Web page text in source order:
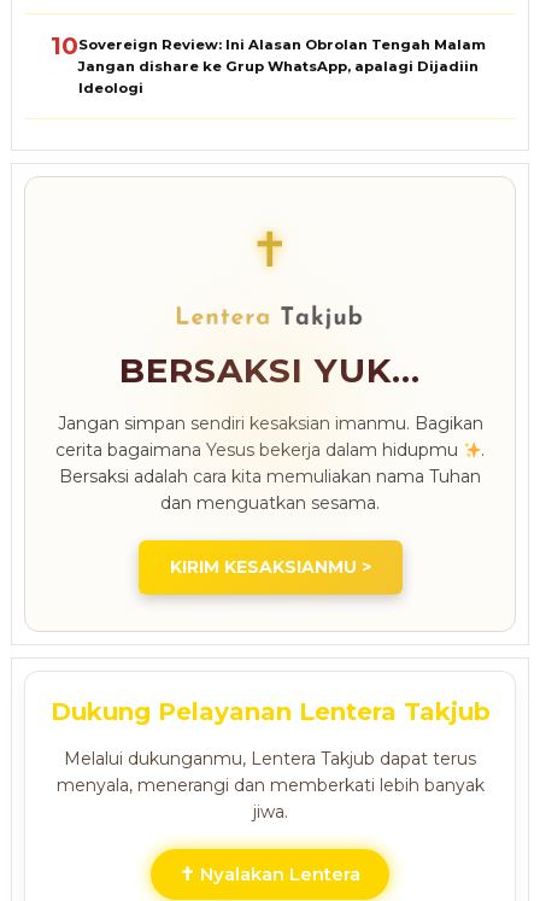
10Sovereign Review: Ini Alasan Obrolan Tengah Malam
Jangan dishare ke Grup WhatsApp, apalagi Dijadiin
Ideologi
✝
BERSAKSI YUK...
Jangan simpan sendiri kesaksian imanmu. Bagikan
cerita bagaimana Yesus bekerja dalam hidupmu
.
Bersaksi adalah cara kita memuliakan nama Tuhan
dan menguatkan sesama.
KIRIM KESAKSIANMU >
Dukung Pelayanan Lentera Takjub
Melalui dukunganmu, Lentera Takjub dapat terus
menyala, menerangi dan memberkati lebih banyak
jiwa.
✝ Nyalakan Lentera